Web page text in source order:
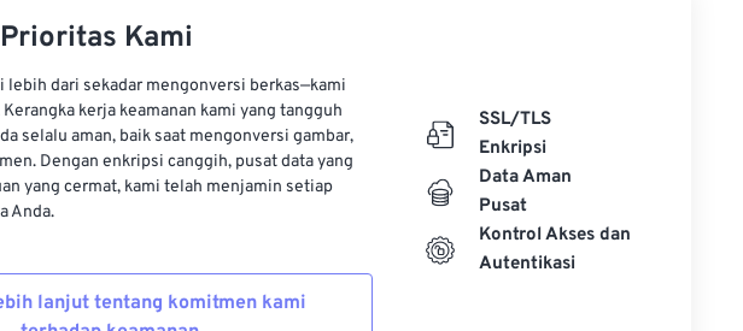
Kami
lebih dari sekadar mengonversi berkas—kami
kerja keamanan kami yang tangguh
selalu aman, baik saat mengonversi gambar,
Dengan enkripsi canggih, pusat data yang
yang cermat, kami telah menjamin setiap
Anda.
lanjut tentang komitmen kami
SSL/TLS
Enkripsi
Data Aman
Pusat
Kontrol Akses dan
Autentikasi